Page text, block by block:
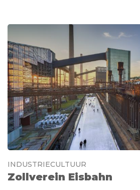
INDUSTRIECULTUUR
Zollverein Eisbahn